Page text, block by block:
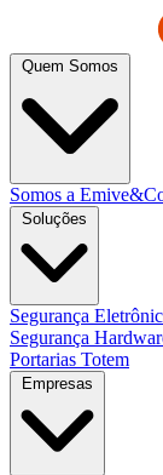
Quem Somos
Somos a
Soluções
Segurança
Segurança
Portarias Totem
Empresas